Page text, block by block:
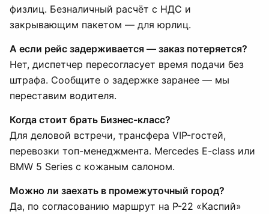
физлиц. Безналичный расчёт с НДС и
закрывающим пакетом — для юрлиц.
А если рейс задерживается — заказ потеряется?
Нет, диспетчер пересогласует время подачи без
штрафа. Сообщите о задержке заранее — мы
переставим водителя.
Когда стоит брать Бизнес-класс?
Для деловой встречи, трансфера VIP-гостей,
перевозки топ-менеджмента. Mercedes E-class или
BMW 5 Series с кожаным салоном.
Можно ли заехать в промежуточный город?
Да, по согласованию маршрут на Р-22 «Каспий»